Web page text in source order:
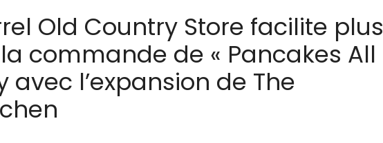
Old Country Store facilite plus
commande de « Pancakes All
avec l’expansion de The